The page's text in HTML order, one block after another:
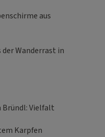
aus
Wanderrast in
Bründl: Vielfalt
Karpfen